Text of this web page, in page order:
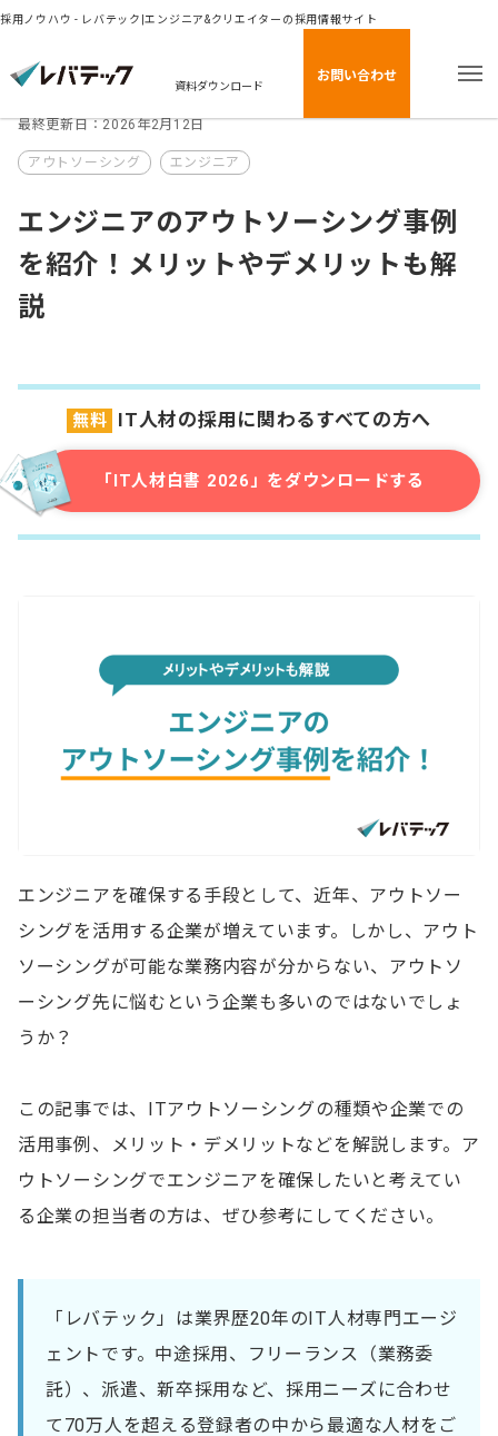
採用ノウハウ - レバテック|エンジニア&クリエイターの採用情報サイト
資料ダウンロード
お問い合わせ
最終更新日：2026年2月12日
アウトソーシング エンジニア
エンジニアのアウトソーシング事例
を紹介！メリットやデメリットも解
説
無料 IT人材の採用に関わるすべての方へ
「IT人材白書 2026」をダウンロードする
エンジニアを確保する手段として、近年、アウトソー
シングを活用する企業が増えています。しかし、アウト
ソーシングが可能な業務内容が分からない、アウトソ
ーシング先に悩むという企業も多いのではないでしょ
うか？
この記事では、ITアウトソーシングの種類や企業での
活用事例、メリット・デメリットなどを解説します。ア
ウトソーシングでエンジニアを確保したいと考えてい
る企業の担当者の方は、ぜひ参考にしてください。
「レバテック」は業界歴20年のIT人材専門エージ
ェントです。中途採用、フリーランス（業務委
託）、派遣、新卒採用など、採用ニーズに合わせ
て70万人を超える登録者の中から最適な人材をご